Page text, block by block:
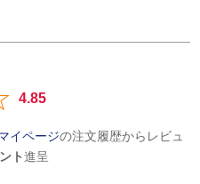
4.85
イページの注文履歴からレビュ
ト進呈